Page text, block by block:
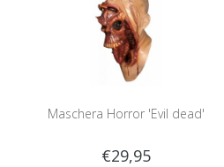
Maschera Horror 'Evil dead'
€29,95